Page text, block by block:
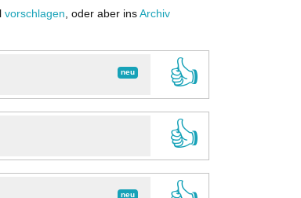
vorschlagen , oder aber ins Archiv
neu
👍
👍
neu